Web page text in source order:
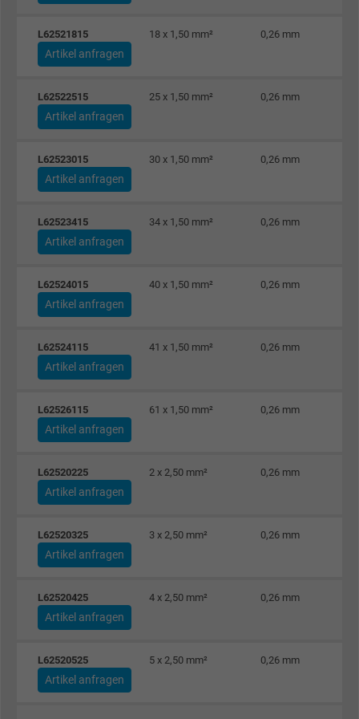
Zweck Dies ist ein Conversion Tracking-Service.
Name NID, Google Maps
Laufzeit 6 Monate
Zweck
eines wiederkehrenden Benutzers
Die ID wird für gezielte Werbung genutzt.
Name _fbp, Facebook Pixel
Laufzeit 1 Jahr
Zweck
Cookie von Facebook für Website-Analyse,
Anzeigenausrichtung und
Name act, Facebook Pixel
Laufzeit 1 Jahr
Zweck
Cookie von Facebook für Website-Analyse,
Anzeigenausrichtung und
Name c_user, Facebook Pixel
Anbieter Facebook Ireland Ltd.
L62521815 18 x 1,50 mm² 0,26 mm
Artikel anfragen
L62522515 25 x 1,50 mm² 0,26 mm
Artikel anfragen
L62523015 30 x 1,50 mm² 0,26 mm
Artikel anfragen
L62523415 34 x 1,50 mm² 0,26 mm
Artikel anfragen
L62524015 40 x 1,50 mm² 0,26 mm
Artikel anfragen
L62524115 41 x 1,50 mm² 0,26 mm
Artikel anfragen
L62526115 61 x 1,50 mm² 0,26 mm
Artikel anfragen
L62520225 2 x 2,50 mm² 0,26 mm
Artikel anfragen
L62520325 3 x 2,50 mm² 0,26 mm
Artikel anfragen
L62520425 4 x 2,50 mm² 0,26 mm
Artikel anfragen
L62520525 5 x 2,50 mm² 0,26 mm
Artikel anfragen